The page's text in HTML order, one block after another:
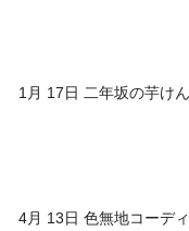
1月 17日 二年坂の芋け
4月 13日 色無地コーデ